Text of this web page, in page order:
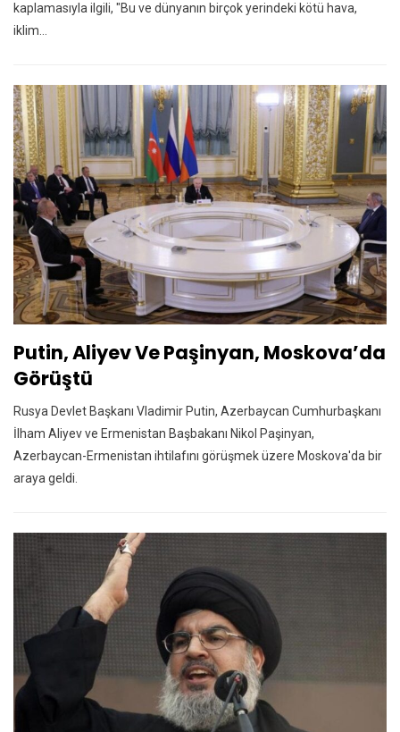
kaplamasıyla ilgili, "Bu ve dünyanın birçok yerindeki kötü hava,
iklim…
Putin, Aliyev Ve Paşinyan, Moskova’da
Görüştü
Rusya Devlet Başkanı Vladimir Putin, Azerbaycan Cumhurbaşkanı
İlham Aliyev ve Ermenistan Başbakanı Nikol Paşinyan,
Azerbaycan-Ermenistan ihtilafını görüşmek üzere Moskova'da bir
araya geldi.